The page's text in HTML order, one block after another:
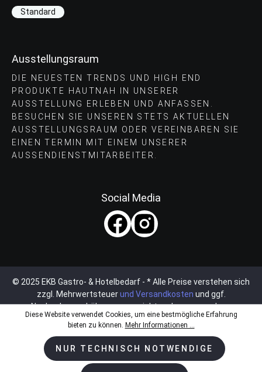
Standard
Ausstellungsraum
DIE NEUESTEN TRENDS UND HIGH END
PRODUKTE HAUTNAH IN UNSERER
AUSSTELLUNG ERLEBEN UND ANFASSEN.
BESUCHEN SIE UNSEREN STETS AKTUELLEN
AUSSTELLUNGSRAUM ODER VEREINBAREN SIE
EINEN TERMIN MIT EINEM UNSERER
AUSSENDIENSTMITARBEITER.
Social Media
© 2025 EKB Gastro- & Hotelbedarf - * Alle Preise verstehen sich
zzgl. Mehrwertsteuerund Versandkosten und ggf.
Nachnahmegebühren, wenn nicht anders angegeben.
Diese Website verwendet Cookies, um eine bestmögliche Erfahrung
bieten zu können. Mehr Informationen ...
NUR TECHNISCH NOTWENDIGE